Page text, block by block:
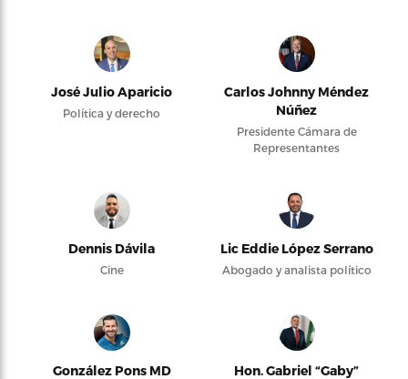
José Julio Aparicio
Política y derecho
Carlos Johnny Méndez
Núñez
Presidente Cámara de
Representantes
Dennis Dávila
Cine
Lic Eddie López Serrano
Abogado y analista político
González Pons MD
Hon. Gabriel “Gaby”